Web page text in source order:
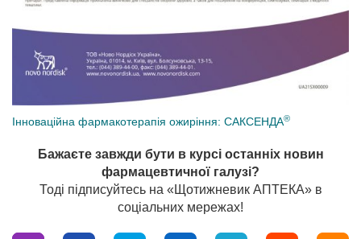
Інноваційна фармакотерапія ожиріння: САКСЕНДА®
Бажаєте завжди бути в курсі останніх новин
фармацевтичної галузі?
Тоді підписуйтесь на «Щотижневик АПТЕКА» в
соціальних мережах!